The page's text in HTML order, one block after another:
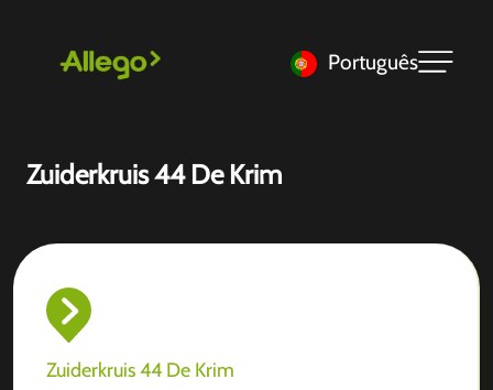
Português
Zuiderkruis 44 De Krim
Zuiderkruis 44 De Krim